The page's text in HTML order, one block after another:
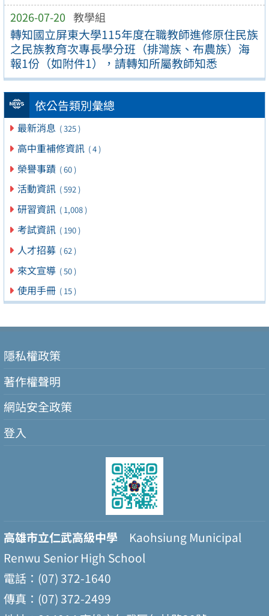
2026-07-20 教學組
轉知國立屏東大學115年度在職教師進修原住民族
之民族教育次專長學分班（排灣族、布農族）海
報1份（如附件1），請轉知所屬教師知悉
依公告類別彙總
最新消息 ( 325 )
高中重補修資訊 ( 4 )
榮譽事蹟 ( 60 )
活動資訊 ( 592 )
研習資訊 ( 1,008 )
考試資訊 ( 190 )
人才招募 ( 62 )
來文宣導 ( 50 )
使用手冊 ( 15 )
隱私權政策
著作權聲明
網站安全政策
登入
高雄市立仁武高級中學 Kaohsiung Municipal
Renwu Senior High School
電話：(07) 372-1640
傳真：(07) 372-2499